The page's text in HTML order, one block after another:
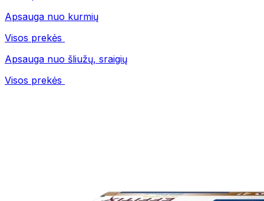
Apsauga nuo kurmių
Visos prekės
Apsauga nuo šliužų, sraigių
Visos prekės